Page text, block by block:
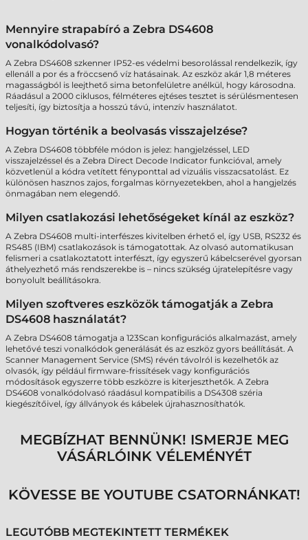
Mennyire strapabíró a Zebra DS4608
vonalkódolvasó?
A Zebra DS4608 szkenner IP52-es védelmi besorolással rendelkezik, így
ellenáll a por és a fröccsenő víz hatásainak. Az eszköz akár 1,8 méteres
magasságból is leejthető sima betonfelületre anélkül, hogy károsodna.
Ráadásul a 2000 ciklusos, félméteres ejtéses tesztet is sérülésmentesen
teljesíti, így biztosítja a hosszú távú, intenzív használatot.
Hogyan történik a beolvasás visszajelzése?
A Zebra DS4608 többféle módon is jelez: hangjelzéssel, LED
visszajelzéssel és a Zebra Direct Decode Indicator funkcióval, amely
közvetlenül a kódra vetített fényponttal ad vizuális visszacsatolást. Ez
különösen hasznos zajos, forgalmas környezetekben, ahol a hangjelzés
önmagában nem elegendő.
Milyen csatlakozási lehetőségeket kínál az eszköz?
A Zebra DS4608 multi-interfészes kivitelben érhető el, így USB, RS232 és
RS485 (IBM) csatlakozások is támogatottak. Az olvasó automatikusan
felismeri a csatlakoztatott interfészt, így egyszerű kábelcserével gyorsan
áthelyezhető más rendszerekbe is – nincs szükség újratelepítésre vagy
bonyolult beállításokra.
Milyen szoftveres eszközök támogatják a Zebra
DS4608 használatát?
A Zebra DS4608 támogatja a 123Scan konfigurációs alkalmazást, amely
lehetővé teszi vonalkódok generálását és az eszköz gyors beállítását. A
Scanner Management Service (SMS) révén távolról is kezelhetők az
olvasók, így például firmware-frissítések vagy konfigurációs
módosítások egyszerre több eszközre is kiterjeszthetők. A Zebra
DS4608 vonalkódolvasó ráadásul kompatibilis a DS4308 széria
kiegészítőivel, így állványok és kábelek újrahasznosíthatók.
MEGBÍZHAT BENNÜNK! ISMERJE MEG
VÁSÁRLÓINK VÉLEMÉNYÉT
KÖVESSE BE YOUTUBE CSATORNÁNKAT!
LEGUTÓBB MEGTEKINTETT TERMÉKEK